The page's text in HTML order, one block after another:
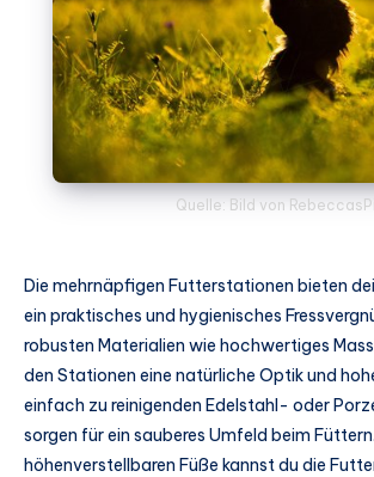
Quelle: Bild von
Die mehrnäpfigen Futterstationen bieten
ein praktisches und hygienisches
robusten Materialien wie hochwertiges
den Stationen eine natürliche Optik und
einfach zu reinigenden Edelstahl- oder
sorgen für ein sauberes Umfeld beim
höhenverstellbaren Füße kannst du die